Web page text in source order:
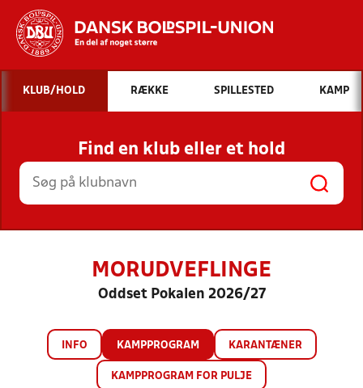
Hvad vil du søge efter?
INDHOLD OG NYHEDER
STILLINGER, RESULTATER, KLUBBER OG
HOLD
KLUB/HOLD RÆKKE SPILLESTED KAMP
Find en klub eller et hold
MORUDVEFLINGE
Oddset Pokalen 2026/27
INFO KAMPPROGRAM KARANTÆNER
KAMPPROGRAM FOR PULJE